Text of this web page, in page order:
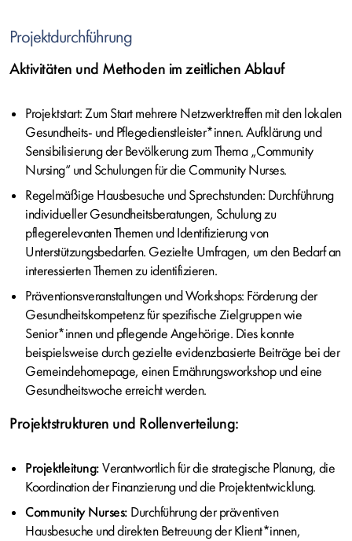
Projektdurchführung
Aktivitäten und Methoden im zeitlichen Ablauf
Projektstart: Zum Start mehrere Netzwerktreffen mit den lokalen
Gesundheits- und Pflegedienstleister*innen. Aufklärung und
Sensibilisierung der Bevölkerung zum Thema „Community
Nursing“ und Schulungen für die Community Nurses.
Regelmäßige Hausbesuche und Sprechstunden: Durchführung
individueller Gesundheitsberatungen, Schulung zu
pflegerelevanten Themen und Identifizierung von
Unterstützungsbedarfen. Gezielte Umfragen, um den Bedarf an
interessierten Themen zu identifizieren.
Präventionsveranstaltungen und Workshops: Förderung der
Gesundheitskompetenz für spezifische Zielgruppen wie
Senior*innen und pflegende Angehörige. Dies konnte
beispielsweise durch gezielte evidenzbasierte Beiträge bei der
Gemeindehomepage, einen Ernährungsworkshop und eine
Gesundheitswoche erreicht werden.
Projektstrukturen und Rollenverteilung:
Projektleitung:Verantwortlich für die strategische Planung, die
Koordination der Finanzierung und die Projektentwicklung.
Community Nurses: Durchführung der präventiven
Hausbesuche und direkten Betreuung der Klient*innen,